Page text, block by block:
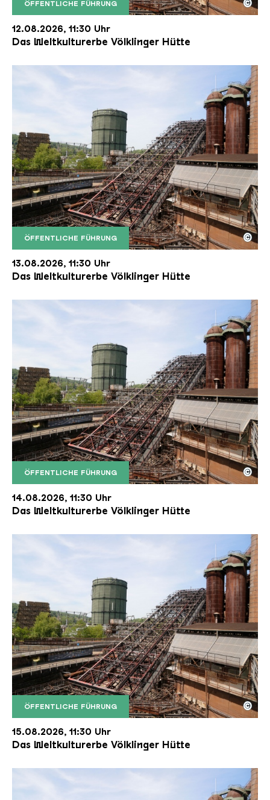
ÖFFENTLICHE FÜHRUNG
Der Erzschrägaufzug der Völklinger Hütte mit
Copyright: Weltkulturerbe Völklinger Hütte | Karl
©
12.08.2026, 11:30 Uhr
Das Weltkulturerbe Völklinger Hütte
ÖFFENTLICHE FÜHRUNG
Der Erzschrägaufzug der Völklinger Hütte mit
Copyright: Weltkulturerbe Völklinger Hütte | Karl
©
13.08.2026, 11:30 Uhr
Das Weltkulturerbe Völklinger Hütte
ÖFFENTLICHE FÜHRUNG
Der Erzschrägaufzug der Völklinger Hütte mit
Copyright: Weltkulturerbe Völklinger Hütte | Karl
©
14.08.2026, 11:30 Uhr
Das Weltkulturerbe Völklinger Hütte
ÖFFENTLICHE FÜHRUNG
Der Erzschrägaufzug der Völklinger Hütte mit
Copyright: Weltkulturerbe Völklinger Hütte | Karl
©
15.08.2026, 11:30 Uhr
Das Weltkulturerbe Völklinger Hütte